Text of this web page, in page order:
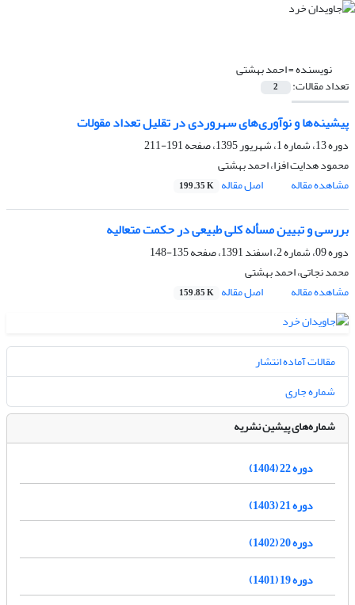
نویسنده =احمد بهشتی
تعداد مقالات: 2
پیشینه‌ها و نوآورى‌های سهروردى در تقلیل تعداد مقولات
دوره 13، شماره 1، شهریور 1395، صفحه
191-211
محمود هدایت افزا، احمد بهشتی
مشاهده مقاله
اصل مقاله 199.35 K
بررسی و تبیین مسأله کلی طبیعی در حکمت متعالیه
دوره 09، شماره 2، اسفند 1391، صفحه
135-148
محمد نجاتی، احمد بهشتی
مشاهده مقاله
اصل مقاله 159.85 K
مقالات آماده انتشار
شماره جاری
شماره‌های پیشین نشریه
دوره 22 (1404)
دوره 21 (1403)
دوره 20 (1402)
دوره 19 (1401)